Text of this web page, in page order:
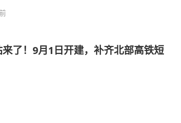
了！9月1日开建，补齐北部高铁短